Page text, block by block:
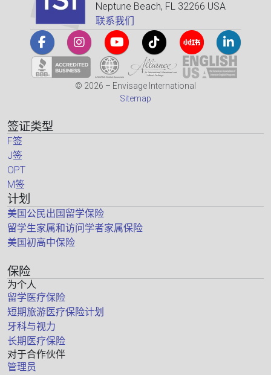
Neptune Beach, FL 32266 USA
联系我们
© 2026 – Envisage International
Sitemap
签证类型
F签
J签
OPT
M签
计划
美国公民出国留学保险
留学生家属和访问学者家属保险
美国初高中保险
保险
为个人
留学医疗保险
短期旅游医疗保险计划
牙科与视力
长期医疗保险
对于合作伙伴
管理员